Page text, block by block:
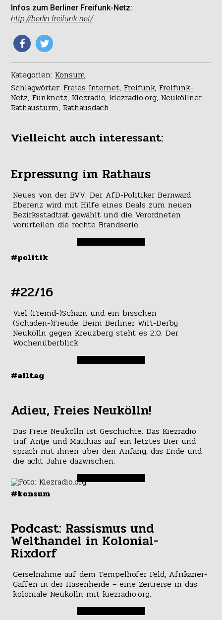
Infos zum Berliner Freifunk-Netz:
http://berlin.freifunk.net/
Kategorien:Konsum
Schlagwörter:Freies Internet,Freifunk,Freifunk-
Netz,Funknetz,Kiezradio,kiezradio.org,Neuköllner
Rathausturm,Rathausdach
Vielleicht auch interessant:
Erpressung im Rathaus
Neues von der BVV: Der AfD-Politiker Bernward
Eberenz wird mit Hilfe eines Deals zum neuen
Bezirksstadtrat gewählt und die Verordneten
verurteilen die rechte Brandserie.
#politik
#22/16
Viel (Fremd-)Scham und ein bisschen
(Schaden-)Freude: Beim Berliner WiFi-Derby
Neukölln gegen Kreuzberg steht es 2:0. Der
Wochenüberblick
#alltag
Adieu, Freies Neukölln!
Das Freie Neukölln ist Geschichte. Das Kiezradio
traf Antje und Matthias auf ein letztes Bier und
sprach mit ihnen über den Anfang, das Ende und
die acht Jahre dazwischen.
#konsum
Podcast: Rassismus und
Welthandel in Kolonial-
Rixdorf
Geiselnahme auf dem Tempelhofer Feld, Afrikaner-
Gaffen in der Hasenheide – eine Zeitreise in das
koloniale Neukölln mit kiezradio.org.